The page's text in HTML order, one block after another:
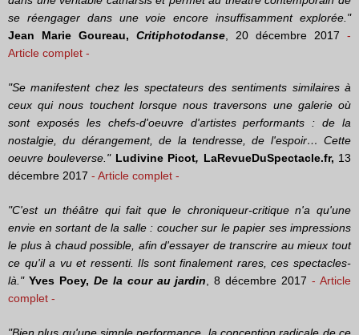
se réengager dans une voie encore insuffisamment explorée."
Jean Marie Goureau, Critiphotodanse , 20 décembre 2017 -
Article complet -
"Se manifestent chez les spectateurs des sentiments similaires à
ceux qui nous touchent lorsque nous traversons une galerie où
sont exposés les chefs-d'oeuvre d'artistes performants : de la
nostalgie, du dérangement, de la tendresse, de l'espoir… Cette
oeuvre bouleverse." Ludivine Picot, LaRevueDuSpectacle.fr, 13
décembre 2017 - Article complet -
"C'est un théâtre qui fait que le chroniqueur-critique n'a qu'une
envie en sortant de la salle : coucher sur le papier ses impressions
le plus à chaud possible, afin d'essayer de transcrire au mieux tout
ce qu'il a vu et ressenti.Ils sont finalement rares, ces spectacles-
là." Yves Poey, De la cour au jardin , 8 décembre 2017- Article
complet -